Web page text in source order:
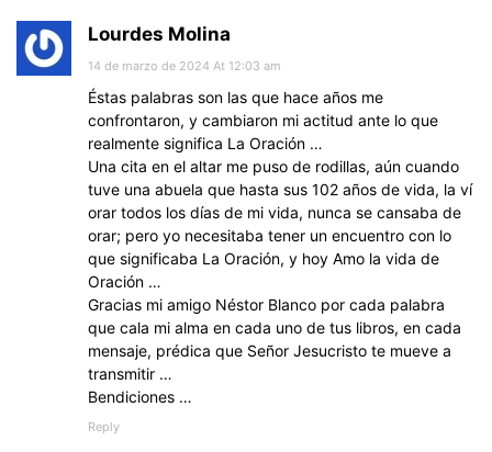
Lourdes Molina
14 de marzo de 2024 At 12:03 am
Éstas palabras son las que hace años me
confrontaron, y cambiaron mi actitud ante lo que
realmente significa La Oración …
Una cita en el altar me puso de rodillas, aún cuando
tuve una abuela que hasta sus 102 años de vida, la ví
orar todos los días de mi vida, nunca se cansaba de
orar; pero yo necesitaba tener un encuentro con lo
que significaba La Oración, y hoy Amo la vida de
Oración …
Gracias mi amigo Néstor Blanco por cada palabra
que cala mi alma en cada uno de tus libros, en cada
mensaje, prédica que Señor Jesucristo te mueve a
transmitir …
Bendiciones …
Reply